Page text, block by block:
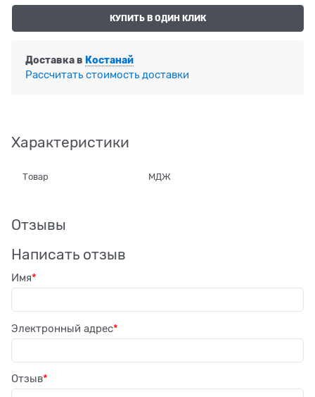
КУПИТЬ В ОДИН КЛИК
Доставка в Костанай
Рассчитать стоимость доставки
Характеристики
Товар МДЖ
Отзывы
Написать отзыв
Имя
Электронный адрес
Отзыв